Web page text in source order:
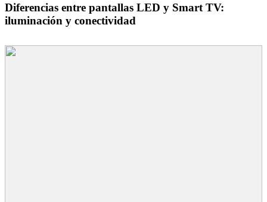
Diferencias entre pantallas LED y Smart TV:
iluminación y conectividad